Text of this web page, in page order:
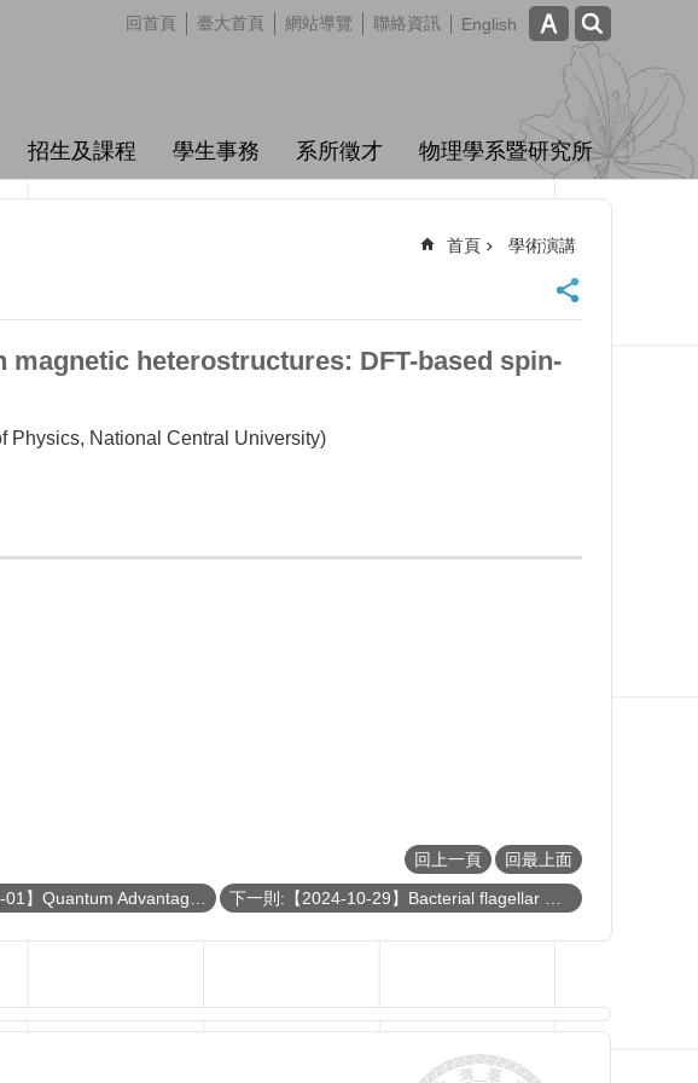
回首頁 臺大首頁 網站導覽 聯絡資訊 English
招生及課程 學生事務 系所徵才 物理學系暨研究所
首頁 學術演講
magnetic heterostructures: DFT-based spin-
Physics, National Central University)
回上一頁
回最上面